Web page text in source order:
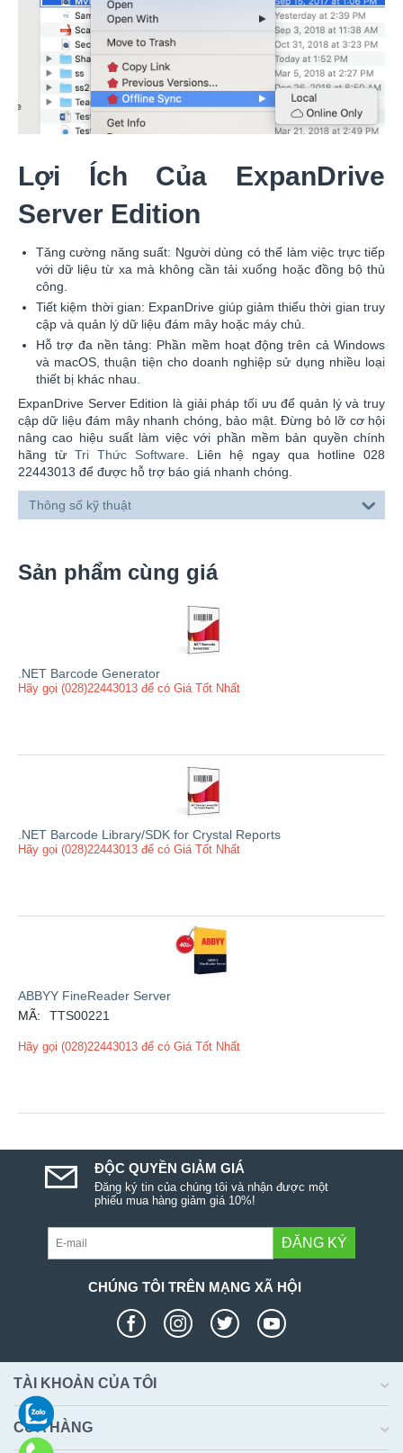
Lợi Ích Của ExpanDrive
Server Edition
Tăng cường năng suất: Người dùng có thể làm việc trực tiếp
với dữ liệu từ xa mà không cần tải xuống hoặc đồng bộ thủ
công.
Tiết kiệm thời gian: ExpanDrive giúp giảm thiểu thời gian truy
cập và quản lý dữ liệu đám mây hoặc máy chủ.
Hỗ trợ đa nền tảng: Phần mềm hoạt động trên cả Windows
và macOS, thuận tiện cho doanh nghiệp sử dụng nhiều loại
thiết bị khác nhau.
ExpanDrive Server Edition là giải pháp tối ưu để quản lý và truy
cập dữ liệu đám mây nhanh chóng, bảo mật. Đừng bỏ lỡ cơ hội
nâng cao hiệu suất làm việc với phần mềm bản quyền chính
hãng từ Tri Thức Software . Liên hệ ngay qua hotline 028
22443013 để được hỗ trợ báo giá nhanh chóng.
Thông số kỹ thuật
Sản phẩm cùng giá
.NET Barcode Generator
Hãy gọi (028)22443013 để có Giá Tốt Nhất
.NET Barcode Library/SDK for Crystal Reports
Hãy gọi (028)22443013 để có Giá Tốt Nhất
ABBYY FineReader Server
MÃ:
TTS00221
Hãy gọi (028)22443013 để có Giá Tốt Nhất
ĐỘC QUYỀN GIẢM GIÁ
Đăng ký tin của chúng tôi và nhận được một
phiếu mua hàng giảm giá 10%!
ĐĂNG KÝ
CHÚNG TÔI TRÊN MẠNG XÃ HỘI
TÀI KHOẢN CỦA TÔI
CỬA HÀNG